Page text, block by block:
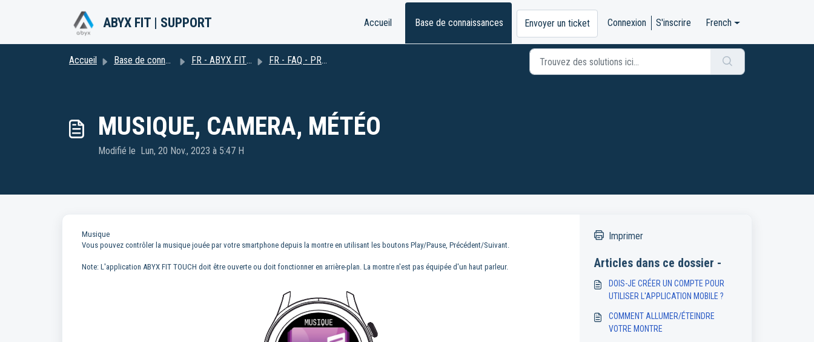
ABYX FIT | SUPPORT Accueil Base de connaissances Envoyer un ticket Connexion S'inscrire French
Accueil Base de connaissances FR - ABYX FIT PRO 2.0 FR - FAQ - PRO 2.0
MUSIQUE, CAMERA, MÉTÉO
Modifié le Lun, 20 Nov., 2023 à 5:47 H
Musique
Vous pouvez contrôler la musique jouée par votre smartphone depuis la montre en utilisant les boutons Play/Pause, Précédent/Suivant.
Note: L'application ABYX FIT TOUCH doit être ouverte ou doit fonctionner en arrière-plan. La montre n'est pas équipée d'un haut parleur.
Imprimer
Articles dans ce dossier -
DOIS-JE CRÉER UN COMPTE POUR
UTILISER L'APPLICATION MOBILE ?
COMMENT ALLUMER/ÉTEINDRE
VOTRE MONTRE